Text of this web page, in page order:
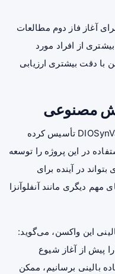
آغاز فاز دوم مطالعات
از افراد مورد
با دقت بیشتری ارزیابی
مصنوعی
تیم تحقیقاتی همچنین شرکتی با نام DIOSynVax تأسیس کرده
در این پروژه را توسعه
در آینده برای
دیگری مانند آنفلوآنزا
این واکسن، می‌گوید:
پیش از آغاز شیوع
بالینی برسانیم، ممکن